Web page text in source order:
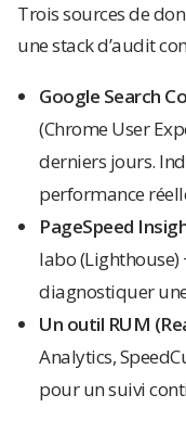
Trois sources de
une stack d’audit
Google Search
(Chrome User
derniers jours.
performance
PageSpeed
labo
diagnostiquer
Un outil RUM
Analytics,
pour un suivi